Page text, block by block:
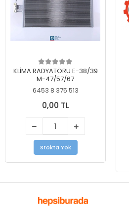
KLİMA RADYATÖRÜ E-38/39
M-47/57/67
6453 8 375 513
0,00 TL
Stokta Yok